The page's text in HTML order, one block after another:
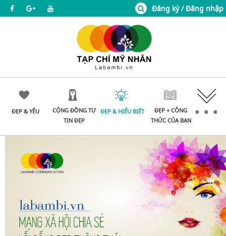
Đăng ký / Đăng nhập
ĐẸP & YÊU
CỘNG ĐỒNG TỰ
TIN ĐẸP
ĐẸP & HIỂU BIẾT
ĐẸP + CÔNG
THỨC CỦA BẠN